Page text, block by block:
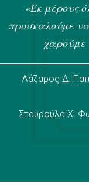
Εκ μέρους
προσκαλούμε
χαρούμε
Λάζαρος Δ.
Σταυρούλα Χ.